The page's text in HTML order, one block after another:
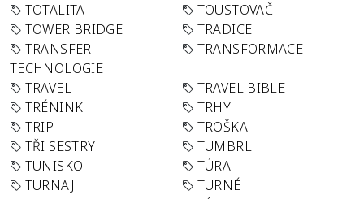
TOTALITA
TOUSTOVAČ
TOWER BRIDGE
TRADICE
TRANSFER
TECHNOLOGIE
TRANSFORMACE
TRAVEL
TRAVEL BIBLE
TRÉNINK
TRHY
TRIP
TROŠKA
TŘI SESTRY
TUMBRL
TUNISKO
TÚRA
TURNAJ
TURNÉ